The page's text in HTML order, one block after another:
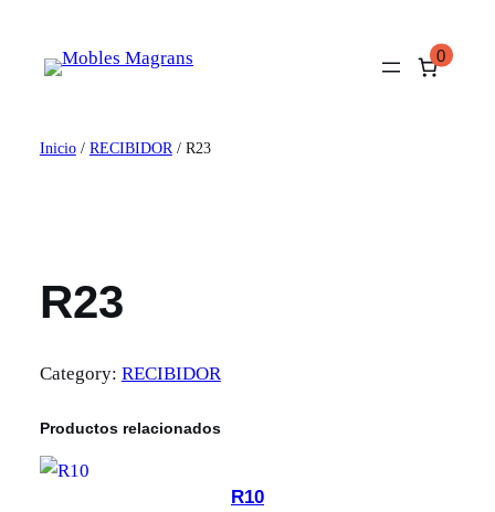
contenido
0
Inicio/ RECIBIDOR / R23
R23
Category: RECIBIDOR
Productos relacionados
R10